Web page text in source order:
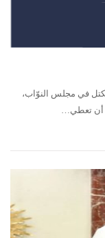
في مجلس النوّاب،
أن تعطي…